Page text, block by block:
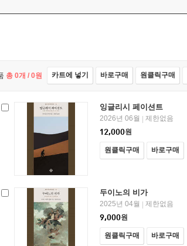
총 0개 / 0원 카트에 넣기 바로구매 원클릭구매
잉글리시 페이션트
2026년 06월 | 제한없음
12,000원
원클릭구매 바로구매
두이노의 비가
2025년 04월 | 제한없음
9,000원
원클릭구매 바로구매